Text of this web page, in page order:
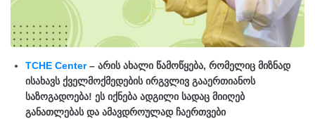
TCHE Center– არის ახალი წამოწყება, რომელიც მიზნად
ისახავს ქველმოქმედების ირგვლივ გააერთიანოს
საზოგადოება! ეს იქნება ადგილი სადაც მიიღებ
განათლებას და ამავდროულად ჩაერთვები